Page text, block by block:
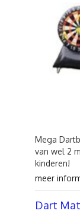
Mega
van wel 2
kinderen!
meer
Dart